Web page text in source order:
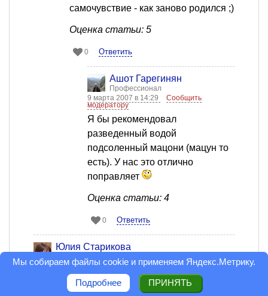
самочувствие - как заново родился ;)
Оценка статьи: 5
0 Ответить
Ашот Гарегинян
Профессионал
9 марта 2007 в 14:29
Сообщить
модератору
Я бы рекомендовал
разведенный водой
подсоленный мацони (мацун то
есть). У нас это отлично
поправляет
Оценка статьи: 4
0 Ответить
Юлия Старикова
Дебютант
9 марта 2007 в 10:57
Сообщить модератору
мой проверенный способ - перед сном
Мы собираем файлы cookie и применяем Яндекс.Метрику.
Подробнее ПРИНЯТЬ